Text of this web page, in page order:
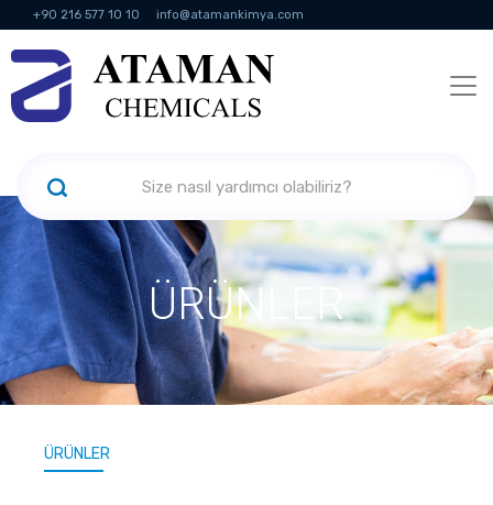
+90 216 577 10 10 info@atamankimya.com
KVKK Politikası Bilgi Toplumu Hizmetleri
ÜRÜNLER
ÜRÜNLER